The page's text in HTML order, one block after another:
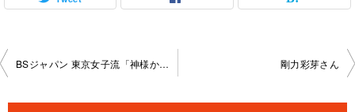
投
BSジャパン 東京女子流「神様からの宿題」 剛力彩芽さん